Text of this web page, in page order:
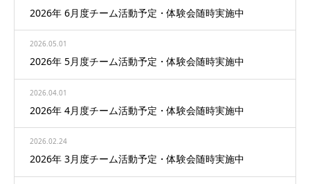
2026年 6月度チーム活動予定・体験会随時実施中
2026.05.01
2026年 5月度チーム活動予定・体験会随時実施中
2026.04.01
2026年 4月度チーム活動予定・体験会随時実施中
2026.02.24
2026年 3月度チーム活動予定・体験会随時実施中